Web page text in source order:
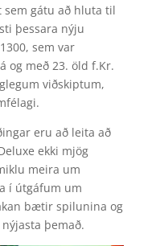
gátu að hluta til
þessara nýju
sem var
og með 23. öld f.Kr.
viðskiptum,
eru að leita að
ekki mjög
meira um
í útgáfum um
bætir spilunina og
þemað.